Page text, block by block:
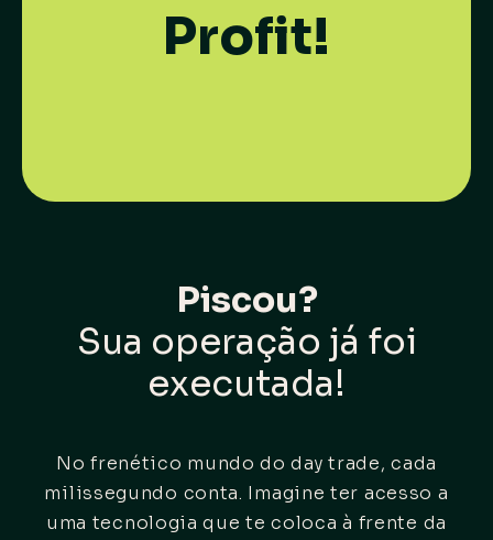
Profit!
Piscou?
Sua operação já foi
executada!
No frenético mundo do day trade, cada
milissegundo conta. Imagine ter acesso a
uma tecnologia que te coloca à frente da